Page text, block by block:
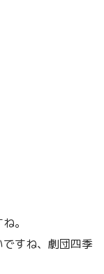
。
すね、劇団四季